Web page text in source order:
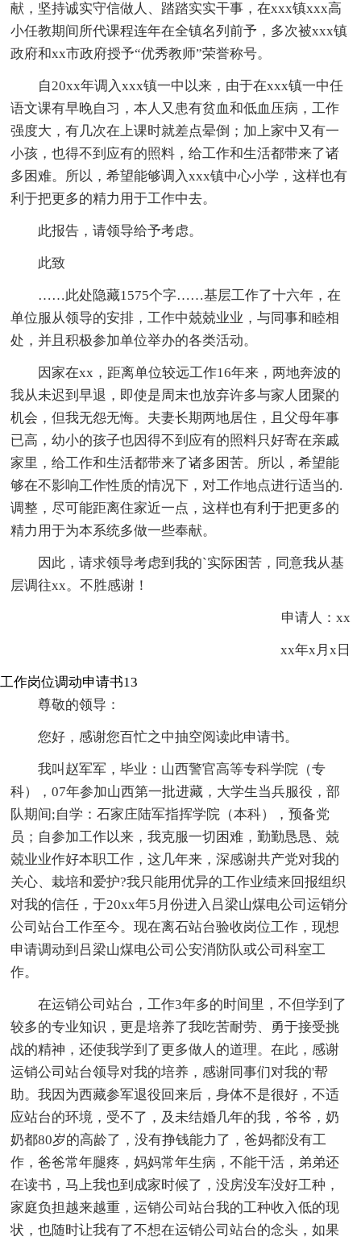
献，坚持诚实守信做人、踏踏实实干事，在xxx镇xxx高
小任教期间所代课程连年在全镇名列前予，多次被xxx镇
政府和xx市政府授予“优秀教师”荣誉称号。
自20xx年调入xxx镇一中以来，由于在xxx镇一中任
语文课有早晚自习，本人又患有贫血和低血压病，工作
强度大，有几次在上课时就差点晕倒；加上家中又有一
小孩，也得不到应有的照料，给工作和生活都带来了诸
多困难。所以，希望能够调入xxx镇中心小学，这样也有
利于把更多的精力用于工作中去。
此报告，请领导给予考虑。
此致
……此处隐藏1575个字……基层工作了十六年，在
单位服从领导的安排，工作中兢兢业业，与同事和睦相
处，并且积极参加单位举办的各类活动。
因家在xx，距离单位较远工作16年来，两地奔波的
我从未迟到早退，即使是周末也放弃许多与家人团聚的
机会，但我无怨无悔。夫妻长期两地居住，且父母年事
已高，幼小的孩子也因得不到应有的照料只好寄在亲戚
家里，给工作和生活都带来了诸多困苦。所以，希望能
够在不影响工作性质的情况下，对工作地点进行适当的.
调整，尽可能距离住家近一点，这样也有利于把更多的
精力用于为本系统多做一些奉献。
因此，请求领导考虑到我的`实际困苦，同意我从基
层调往xx。不胜感谢！
申请人：xx
xx年x月x日
工作岗位调动申请书13
尊敬的领导：
您好，感谢您百忙之中抽空阅读此申请书。
我叫赵军军，毕业：山西警官高等专科学院（专
科），07年参加山西第一批进藏，大学生当兵服役，部
队期间;自学：石家庄陆军指挥学院（本科），预备党
员；自参加工作以来，我克服一切困难，勤勤恳恳、兢
兢业业作好本职工作，这几年来，深感谢共产党对我的
关心、栽培和爱护?我只能用优异的工作业绩来回报组织
对我的信任，于20xx年5月份进入吕梁山煤电公司运销分
公司站台工作至今。现在离石站台验收岗位工作，现想
申请调动到吕梁山煤电公司公安消防队或公司科室工
作。
在运销公司站台，工作3年多的时间里，不但学到了
较多的专业知识，更是培养了我吃苦耐劳、勇于接受挑
战的精神，还使我学到了更多做人的道理。在此，感谢
运销公司站台领导对我的培养，感谢同事们对我的'帮
助。我因为西藏参军退役回来后，身体不是很好，不适
应站台的环境，受不了，及未结婚几年的我，爷爷，奶
奶都80岁的高龄了，没有挣钱能力了，爸妈都没有工
作，爸爸常年腿疼，妈妈常年生病，不能干活，弟弟还
在读书，马上我也到成家时候了，没房没车没好工种，
家庭负担越来越重，运销公司站台我的工种收入低的现
状，也随时让我有了不想在运销公司站台的念头，如果